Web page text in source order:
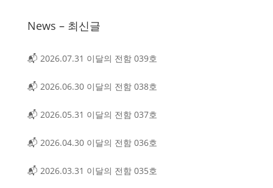
News – 최신글
📬 2026.07.31 이달의 전함 039호
📬 2026.06.30 이달의 전함 038호
📬 2026.05.31 이달의 전함 037호
📬 2026.04.30 이달의 전함 036호
📬 2026.03.31 이달의 전함 035호